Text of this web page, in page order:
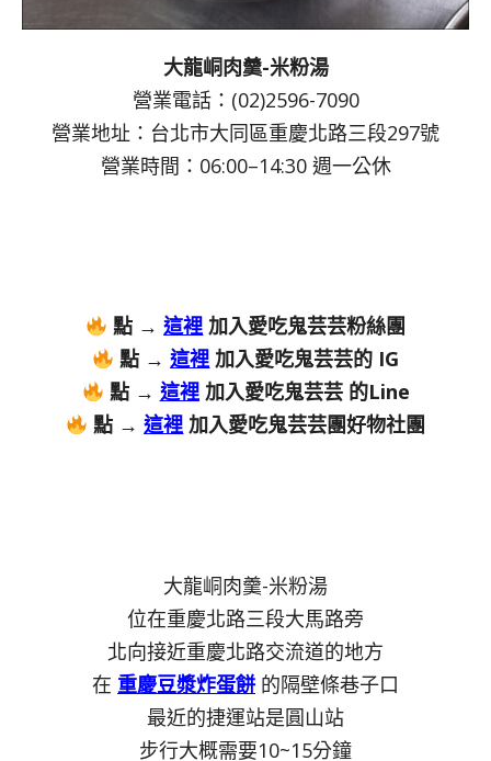
大龍峒肉羹-米粉湯
營業電話：(02)2596-7090
營業地址：台北市大同區重慶北路三段297號
營業時間：06:00–14:30 週一公休
點 → 這裡 加入愛吃鬼芸芸粉絲團
點 →這裡 加入愛吃鬼芸芸的 IG
點 → 這裡加入愛吃鬼芸芸 的Line
點 → 這裡 加入愛吃鬼芸芸團好物社團
大龍峒肉羹-米粉湯
位在重慶北路三段大馬路旁
北向接近重慶北路交流道的地方
在 重慶豆漿炸蛋餅 的隔壁條巷子口
最近的捷運站是圓山站
步行大概需要10~15分鐘